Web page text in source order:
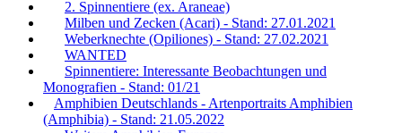
2. Spinnentiere (ex. Araneae)
Milben und Zecken (Acari) - Stand: 27.01.2021
Weberknechte (Opiliones) - Stand: 27.02.2021
WANTED
Spinnentiere: Interessante Beobachtungen und
Monografien - Stand: 01/21
Amphibien Deutschlands - Artenportraits Amphibien
(Amphibia) - Stand: 21.05.2022